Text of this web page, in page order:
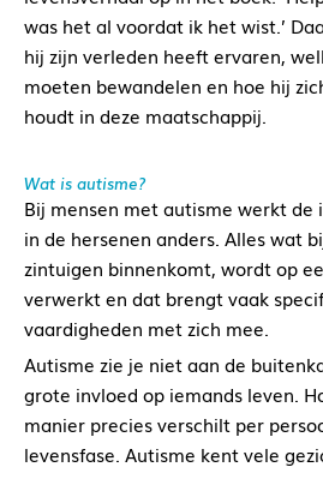
was het al voordat ik het wist.’
hij zijn verleden heeft ervaren,
moeten bewandelen en hoe hij
houdt in deze maatschappij.
Wat is autisme?
Bij mensen met autisme werkt
in de hersenen anders. Alles wat
zintuigen binnenkomt, wordt op
verwerkt en dat brengt vaak
vaardigheden met zich mee.
Autisme zie je niet aan de
grote invloed op iemands leven.
manier precies verschilt per
levensfase. Autisme kent vele